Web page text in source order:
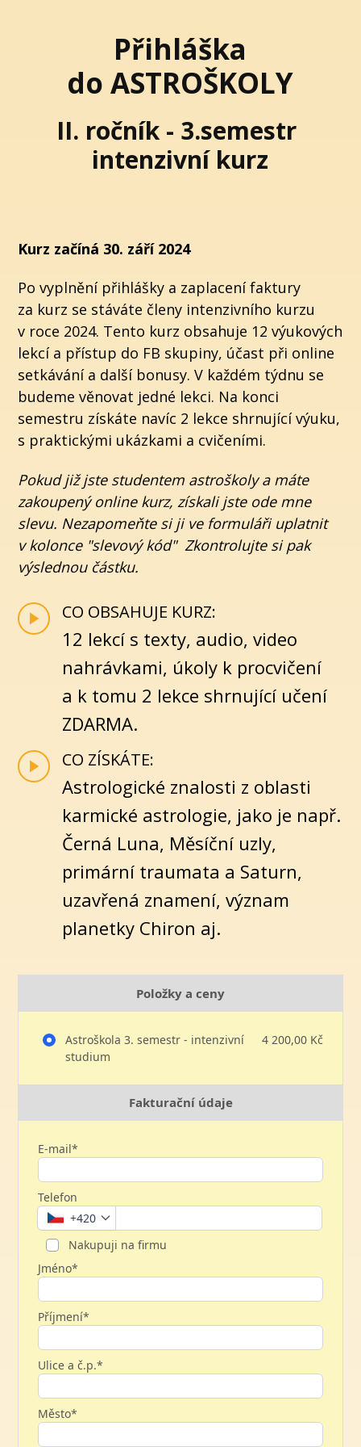
Přihláška
do ASTROŠKOLY
II. ročník - 3.semestr
intenzivní kurz
Kurz začíná 30. září 2024
Po vyplnění přihlášky a zaplacení faktury
za kurz se stáváte členy intenzivního kurzu
v roce 2024. Tento kurz obsahuje 12 výukových
lekcí a přístup do FB skupiny, účast při online
setkávání a další bonusy. V každém týdnu se
budeme věnovat jedné lekci. Na konci
semestru získáte navíc 2 lekce shrnující výuku,
s praktickými ukázkami a cvičeními.
Pokud již jste studentem astroškoly a máte
zakoupený online kurz, získali jste ode mne
slevu. Nezapomeňte si ji ve formuláři uplatnit
v kolonce "slevový kód" Zkontrolujte si pak
výslednou částku.
CO OBSAHUJE KURZ:
12 lekcí s texty, audio, video
nahrávkami, úkoly k procvičení
a k tomu 2 lekce shrnující učení
ZDARMA.
CO ZÍSKÁTE:
Astrologické znalosti z oblasti
karmické astrologie, jako je např.
Černá Luna, Měsíční uzly,
primární traumata a Saturn,
uzavřená znamení, význam
planetky Chiron aj.
Položky a ceny
Astroškola 3. semestr - intenzivní
studium
4 200,00 Kč
Fakturační údaje
E-mail*
Telefon
+420
Nakupuji na firmu
Jméno*
Příjmení*
Ulice a č.p.*
Město*